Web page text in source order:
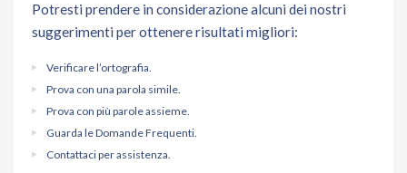
Potresti prendere in considerazione alcuni dei nostri
suggerimenti per ottenere risultati migliori:
Verificare l’ortografia.
Prova con una parola simile.
Prova con più parole assieme.
Guarda le Domande Frequenti.
Contattaci per assistenza.